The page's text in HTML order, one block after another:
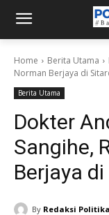
Home Berita Utama
Norman Berjaya di
Berita Utama
Dokter
Sangihe,
Berjaya
By Redaksi